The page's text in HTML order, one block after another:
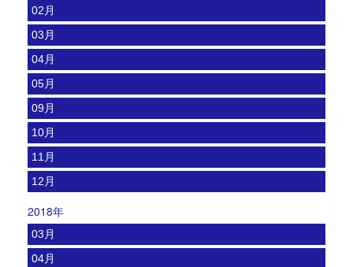
02月
03月
04月
05月
09月
10月
11月
12月
2018年
03月
04月